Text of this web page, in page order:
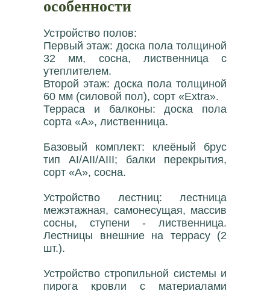
особенности
Устройство полов:
Первый этаж: доска пола толщиной
32 мм, сосна, лиственница с
утеплителем.
Второй этаж: доска пола толщиной
60 мм (силовой пол), сорт «Extra».
Терраса и балконы: доска пола
сорта «А», лиственница.
Базовый комплект: клеёный брус
тип AI/AII/AIII; балки перекрытия,
сорт «А», сосна.
Устройство лестниц: лестница
межэтажная, самонесущая, массив
сосны, ступени - лиственница.
Лестницы внешние на террасу (2
шт.).
Устройство стропильной системы и
пирога кровли с материалами